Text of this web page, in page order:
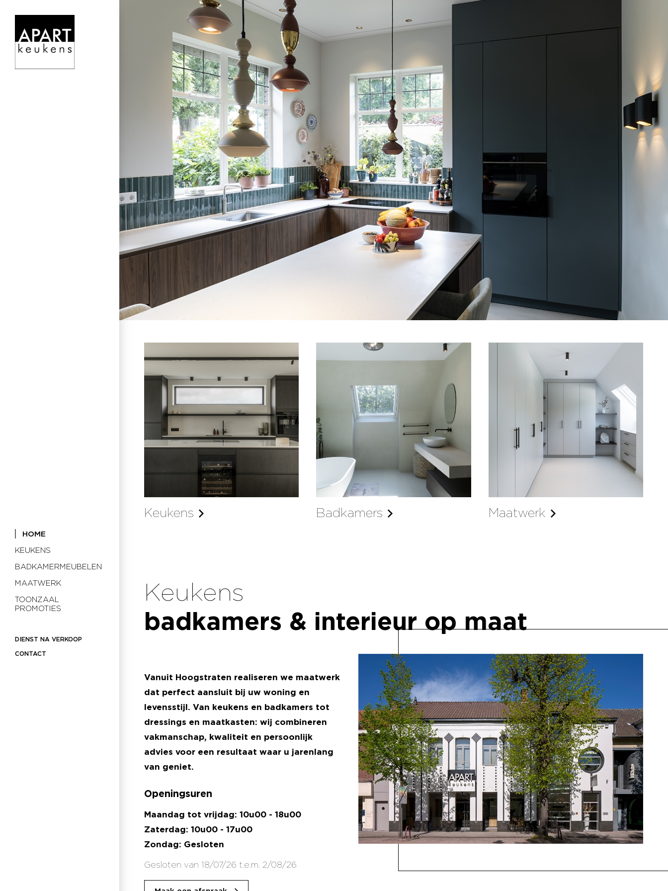
HOME
KEUKENS
BADKAMERMEUBELEN
MAATWERK
TOONZAAL
PROMOTIES
DIENST NA VERKOOP
CONTACT
Keukens Badkamers Maatwerk
Keukens
badkamers & interieur op maat
Vanuit Hoogstraten realiseren we maatwerk
dat perfect aansluit bij uw woning en
levensstijl. Van keukens en badkamers tot
dressings en maatkasten: wij combineren
vakmanschap, kwaliteit en persoonlijk
advies voor een resultaat waar u jarenlang
van geniet.
Openingsuren
Maandag tot vrijdag: 10u00 - 18u00
Zaterdag: 10u00 - 17u00
Zondag: Gesloten
Gesloten van 18/07/26 t.e.m. 2/08/26